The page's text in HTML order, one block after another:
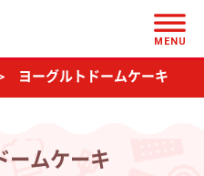
MENU
ヨーグルトドームケーキ
ームケーキ